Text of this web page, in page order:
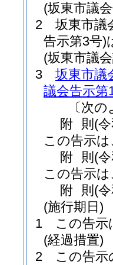
(坂東市議
2
坂東市議
告示第3号)
(坂東市議
3
坂東市議
議会告示第
〔次
附 則 (
この告示
附 則 (
この告示
附 則 (
(施行期日)
1
この告示
(経過措置)
2
この告示